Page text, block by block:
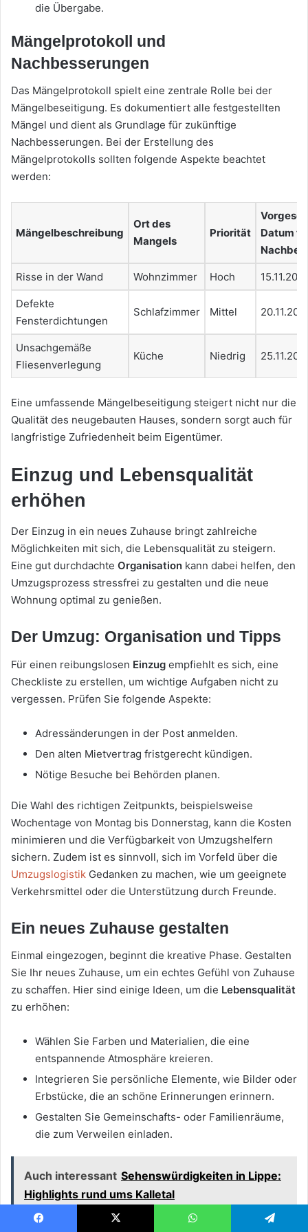
die Übergabe.
Mängelprotokoll und
Nachbesserungen
Das Mängelprotokoll spielt eine zentrale Rolle bei der
Mängelbeseitigung. Es dokumentiert alle festgestellten
Mängel und dient als Grundlage für zukünftige
Nachbesserungen. Bei der Erstellung des
Mängelprotokolls sollten folgende Aspekte beachtet
werden:
Mängelbeschreibung
Ort des
Mangels
Priorität
Datum
Risse in der Wand Wohnzimmer Hoch
Defekte
Fensterdichtungen
Schlafzimmer Mittel
Unsachgemäße
Fliesenverlegung
Küche Niedrig
Eine umfassende Mängelbeseitigung steigert nicht nur die
Qualität des neugebauten Hauses, sondern sorgt auch für
langfristige Zufriedenheit beim Eigentümer.
Einzug und Lebensqualität
erhöhen
Der Einzug in ein neues Zuhause bringt zahlreiche
Möglichkeiten mit sich, die Lebensqualität zu steigern.
Eine gut durchdachte Organisation kann dabei helfen, den
Umzugsprozess stressfrei zu gestalten und die neue
Wohnung optimal zu genießen.
Der Umzug: Organisation und Tipps
Für einen reibungslosen Einzug empfiehlt es sich, eine
Checkliste zu erstellen, um wichtige Aufgaben nicht zu
vergessen. Prüfen Sie folgende Aspekte:
Adressänderungen in der Post anmelden.
Den alten Mietvertrag fristgerecht kündigen.
Nötige Besuche bei Behörden planen.
Die Wahl des richtigen Zeitpunkts, beispielsweise
Wochentage von Montag bis Donnerstag, kann die Kosten
minimieren und die Verfügbarkeit von Umzugshelfern
sichern. Zudem ist es sinnvoll, sich im Vorfeld über die
Umzugslogistik Gedanken zu machen, wie um geeignete
Verkehrsmittel oder die Unterstützung durch Freunde.
Ein neues Zuhause gestalten
Einmal eingezogen, beginnt die kreative Phase. Gestalten
Sie Ihr neues Zuhause, um ein echtes Gefühl von Zuhause
zu schaffen. Hier sind einige Ideen, um die Lebensqualität
zu erhöhen:
Wählen Sie Farben und Materialien, die eine
entspannende Atmosphäre kreieren.
Integrieren Sie persönliche Elemente, wie Bilder oder
Erbstücke, die an schöne Erinnerungen erinnern.
Gestalten Sie Gemeinschafts- oder Familienräume,
die zum Verweilen einladen.
Auch interessant Sehenswürdigkeiten in Lippe:
Highlights rund ums Kalletal